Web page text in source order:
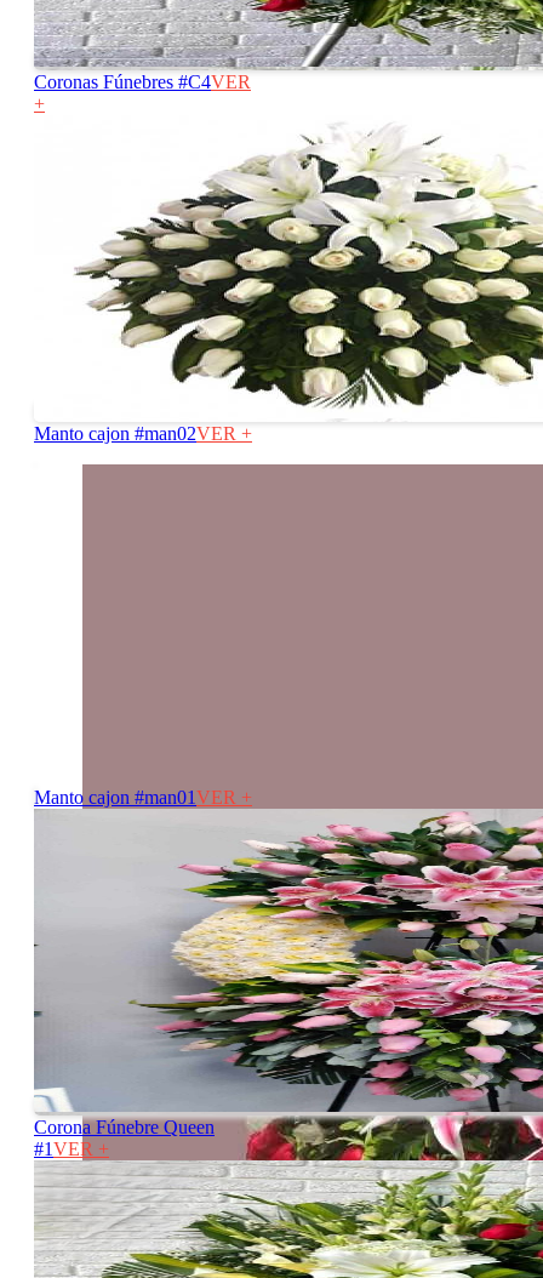
Coronas Fúnebres #C4VER
+
Manto cajon #man02VER +
Manto cajon #man01VER +
Corona Fúnebre Queen
#1VER +